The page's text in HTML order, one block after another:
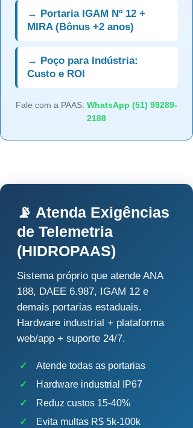
→ Portaria IGAM Nº 12 +
MIRA (Bônus +2 anos)
→ Poço para Indústria:
Custo e ROI
Fale com a PAAS: WhatsApp (51) 99289-
2188
📡 Atenda Exigências
de Telemetria
(HIDROPAAS)
Sistema próprio que atende ANA
188, DAEE 6.987, IGAM 12 e
demais portarias estaduais.
Hardware industrial + plataforma
web/app + suporte 24/7.
✓
Atende todas as portarias
✓
Hardware industrial IP67
✓
Reduz custos 15-40%
✓
Evita multas R$ 5k-100k